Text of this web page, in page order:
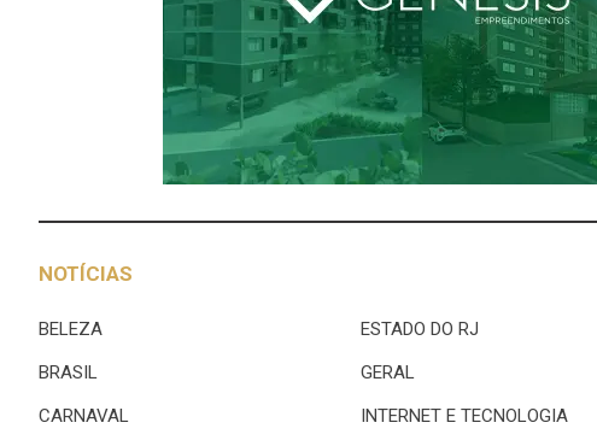
NOTÍCIAS
BELEZA
BRASIL
CARNAVAL
ESTADO DO RJ
GERAL
INTERNET E TECNOLOGIA